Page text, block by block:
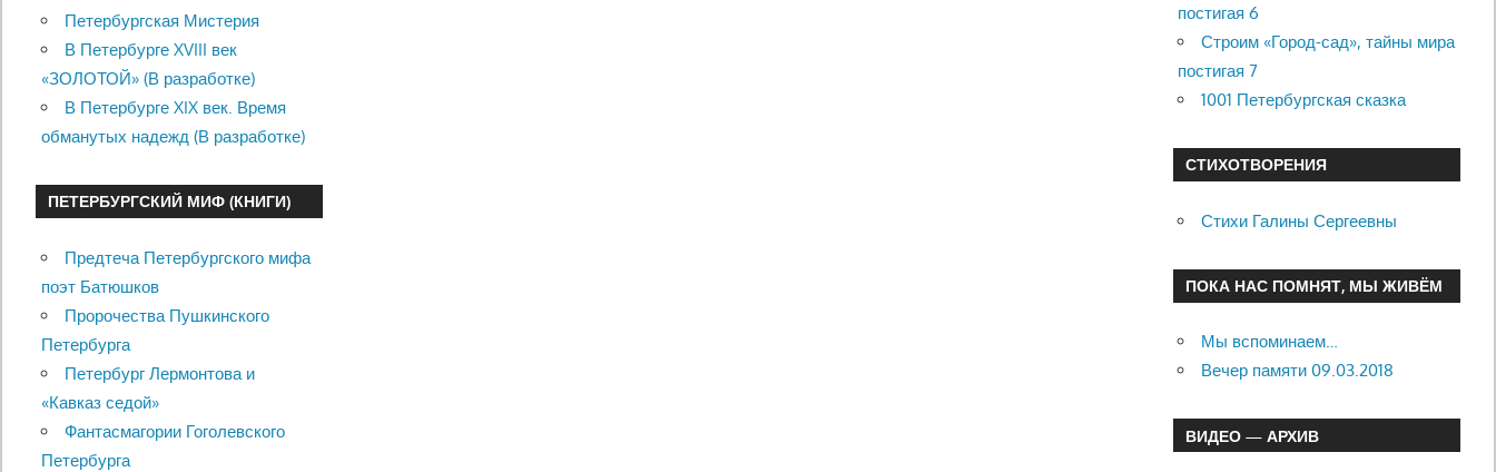
Петербургская Мистерия
В Петербурге XVIII век
«ЗОЛОТОЙ» (В разработке)
В Петербурге XIX век. Время
обманутых надежд (В разработке)
ПЕТЕРБУРГСКИЙ МИФ (КНИГИ)
Предтеча Петербургского мифа
поэт Батюшков
Пророчества Пушкинского
Петербурга
Петербург Лермонтова и
«Кавказ седой»
Фантасмагории Гоголевского
Петербурга
постигая 6
Строим «Город-сад», тайны мира
постигая 7
1001 Петербургская сказка
СТИХОТВОРЕНИЯ
Стихи Галины Сергеевны
ПОКА НАС ПОМНЯТ, МЫ ЖИВЁМ
Мы вспоминаем…
Вечер памяти 09.03.2018
ВИДЕО — АРХИВ